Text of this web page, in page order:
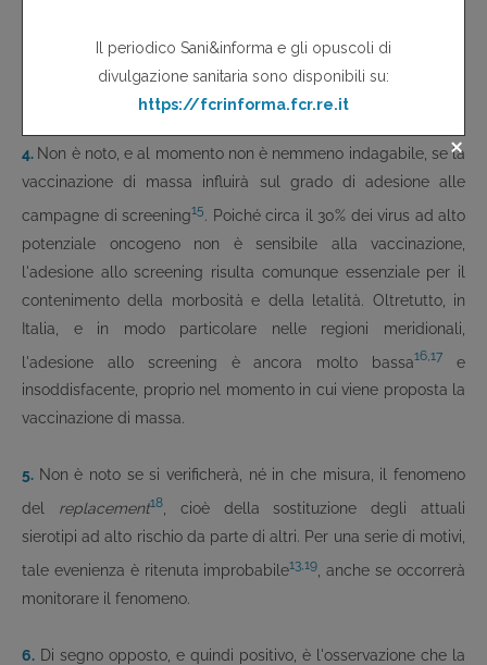
vaccinazione, poiché riguarda una fascia di popolazione non
suscettibile - o suscettibile soltanto parzialmente - di
beneficio vaccinale.
4. Non è noto, e al momento non è nemmeno indagabile, se la
vaccinazione di massa influirà sul grado di adesione alle
campagne di screening15. Poiché circa il 30% dei virus ad alto
potenziale oncogeno non è sensibile alla vaccinazione,
l'adesione allo screening risulta comunque essenziale per il
contenimento della morbosità e della letalità. Oltretutto, in
Italia, e in modo particolare nelle regioni meridionali,
l'adesione allo screening è ancora molto bassa16,17 e
insoddisfacente, proprio nel momento in cui viene proposta la
vaccinazione di massa.
5. Non è noto se si verificherà, né in che misura, il fenomeno
del replacement18, cioè della sostituzione degli attuali
sierotipi ad alto rischio da parte di altri. Per una serie di motivi,
tale evenienza è ritenuta improbabile13,19 , anche se occorrerà
monitorare il fenomeno.
6. Di segno opposto, e quindi positivo, è l'osservazione che la